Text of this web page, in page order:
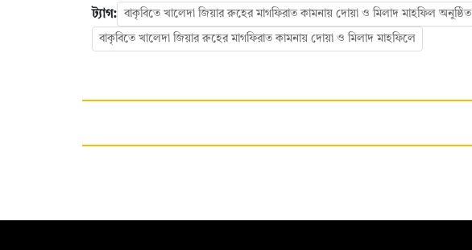
ট্যাগ: বাকৃবিতে খালেদা জিয়ার রুহের মাগফিরাত কামনায় দোয়া ও মিলাদ মাহফিল অনুষ্ঠিত
বাকৃবিতে খালেদা জিয়ার রুহের মাগফিরাত কামনায় দোয়া ও মিলাদ মাহফিলে